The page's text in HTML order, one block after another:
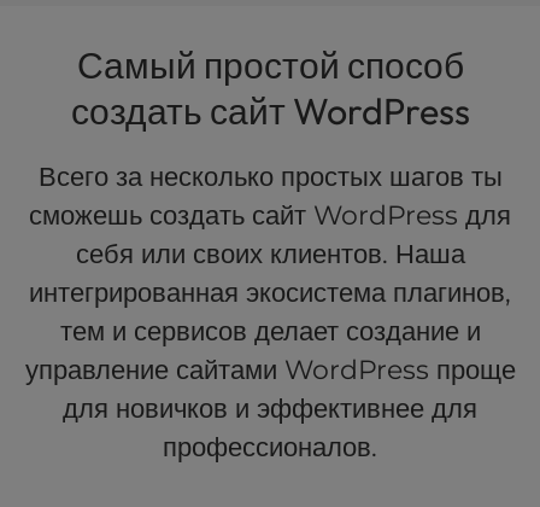
Самый простой способ
создать сайт WordPress
Всего за несколько простых шагов ты
сможешь создать сайт WordPress для
себя или своих клиентов. Наша
интегрированная экосистема плагинов,
тем и сервисов делает создание и
управление сайтами WordPress проще
для новичков и эффективнее для
профессионалов.